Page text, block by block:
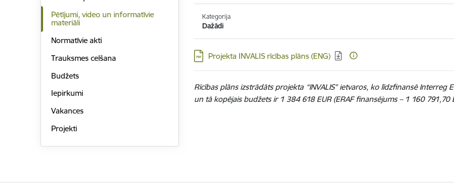
Pētījumi, video un informatīvie
materiāli
Normatīvie akti
Trauksmes celšana
Budžets
Iepirkumi
Vakances
Projekti
Kategorija
Dažādi
Lejupielādēt:
Projekta INVALIS rīcības plāns (ENG)
Rīcības plāns izstrādāts projekta “INVALIS” ietvaros, ko līdzfinansē
un tā kopējais budžets ir 1 384 618 EUR (ERAF finansējums – 1 160 791,70